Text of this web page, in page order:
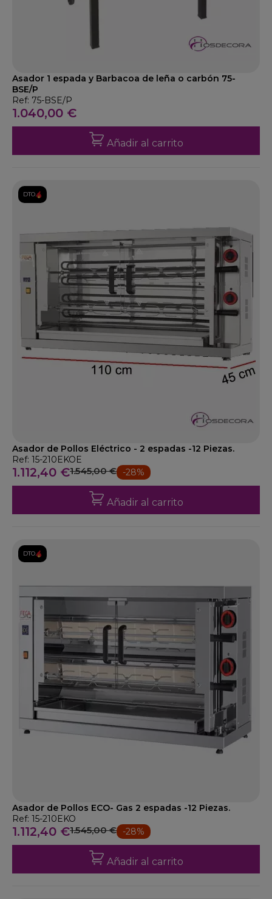
Asador 1 espada y Barbacoa de leña o carbón 75-
BSE/P
Ref: 75-BSE/P
1.040,00 €
Añadir al carrito
DTO.
Asador de Pollos Eléctrico - 2 espadas -12 Piezas.
Ref: 15-210EKOE
1.112,40 €1.545,00 € -28%
Añadir al carrito
DTO.
Asador de Pollos ECO- Gas 2 espadas -12 Piezas.
Ref: 15-210EKO
1.112,40 €1.545,00 € -28%
Añadir al carrito